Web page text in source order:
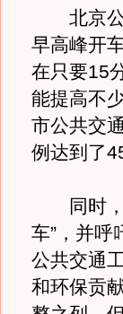
北京公
早高峰开
在只要15
能提高不
市公共交
例达到了
同时，
车”，并呼
公共交通
和环保贡